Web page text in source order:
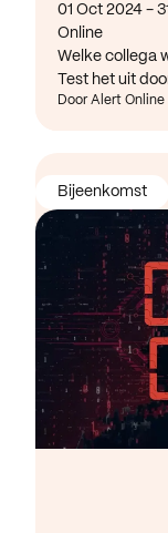
01 Oct 2024 -
Online
Welke collega
Test het uit
Door Alert Online
Bijeenkomst